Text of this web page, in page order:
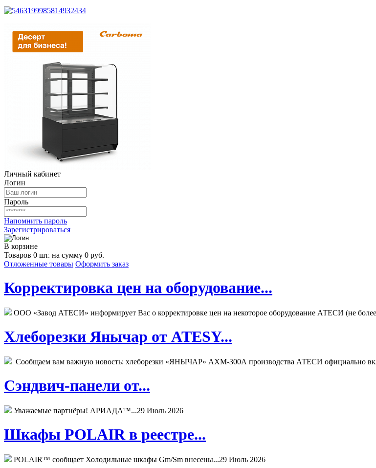
Личный кабинет
Логин
Пароль
Напомнить пароль
Зарегистрироваться
В корзине
Товаров 0 шт. на сумму 0 руб.
Отложенные товары Оформить заказ
Корректировка цен на оборудование...
ООО «Завод АТЕСИ» информирует Вас о корректировке цен на некоторое оборудование АТЕСИ (не более
Хлеборезки Янычар от ATESY...
Сообщаем вам важную новость: хлеборезки «ЯНЫЧАР» АХМ-300А производства АТЕСИ официально
Сэндвич-панели от...
Уважаемые партнёры! АРИАДА™...29 Июль 2026
Шкафы POLAIR в реестре...
POLAIR™ сообщает Холодильные шкафы Gm/Sm внесены...29 Июль 2026